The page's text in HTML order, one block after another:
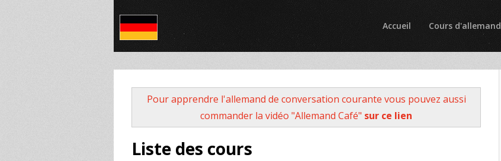
Accueil Cours d'allemand
Pour apprendre l'allemand de conversation courante vous pouvez aussi
commander la vidéo "Allemand Café" sur ce lien
Liste des cours